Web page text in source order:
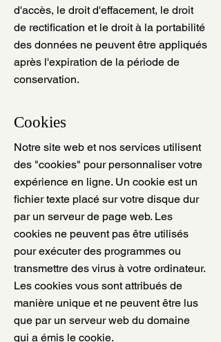
d'accès, le droit d'effacement, le droit
de rectification et le droit à la portabilité
des données ne peuvent être appliqués
après l'expiration de la période de
conservation.
Cookies
Notre site web et nos services utilisent
des "cookies" pour personnaliser votre
expérience en ligne. Un cookie est un
fichier texte placé sur votre disque dur
par un serveur de page web. Les
cookies ne peuvent pas être utilisés
pour exécuter des programmes ou
transmettre des virus à votre ordinateur.
Les cookies vous sont attribués de
manière unique et ne peuvent être lus
que par un serveur web du domaine
qui a émis le cookie.